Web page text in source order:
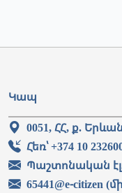
Կապ
0051, ՀՀ, ք.
Հեռ՝ +374 10
Պաշտոնական
65441@e-citizen